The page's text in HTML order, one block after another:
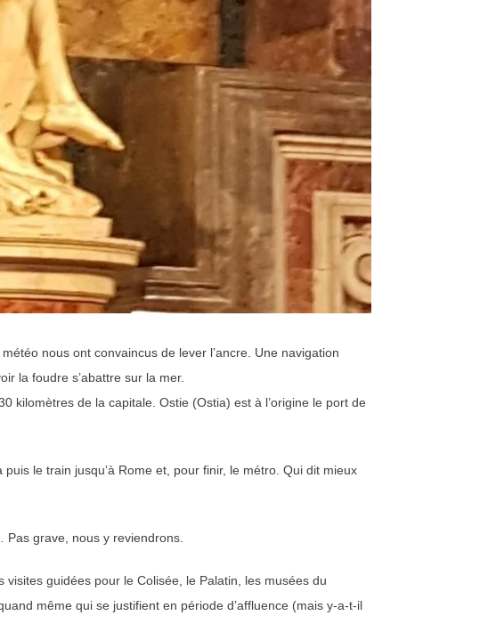
nous ont convaincus de lever l’ancre. Une navigation
la foudre s’abattre sur la mer.
kilomètres de la capitale. Ostie (Ostia) est à l’origine le port de
le train jusqu’à Rome et, pour finir, le métro. Qui dit mieux
grave, nous y reviendrons.
guidées pour le Colisée, le Palatin, les musées du
même qui se justifient en période d’affluence (mais y-a-t-il